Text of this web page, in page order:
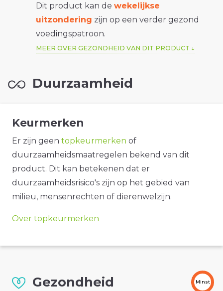
Dit product kan de wekelijkse
uitzondering zijn op een verder gezond
voedingspatroon.
MEER OVER GEZONDHEID VAN DIT PRODUCT
Duurzaamheid
Keurmerken
Er zijn geen topkeurmerken of
duurzaamheidsmaatregelen bekend van dit
product. Dit kan betekenen dat er
duurzaamheidsrisico's zijn op het gebied van
milieu, mensenrechten of dierenwelzijn.
Over topkeurmerken
Gezondheid Minst